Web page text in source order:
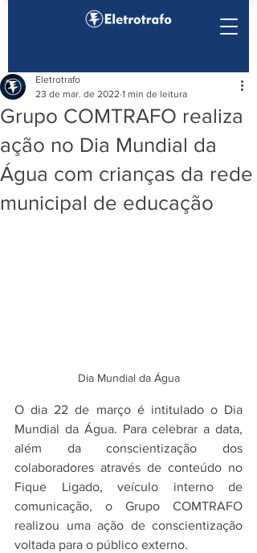
Grupo COMTRAFO realiza
ação no Dia Mundial da
Água com crianças da rede
municipal de educação
Eletrotrafo
23 de mar. de 2022 1 min de leitura
Dia Mundial da Água
O dia 22 de março é intitulado o Dia
Mundial da Água. Para celebrar a data,
além da conscientização dos
colaboradores através de conteúdo no
Fique Ligado, veículo interno de
comunicação, o Grupo COMTRAFO
realizou uma ação de conscientização
voltada para o público externo.